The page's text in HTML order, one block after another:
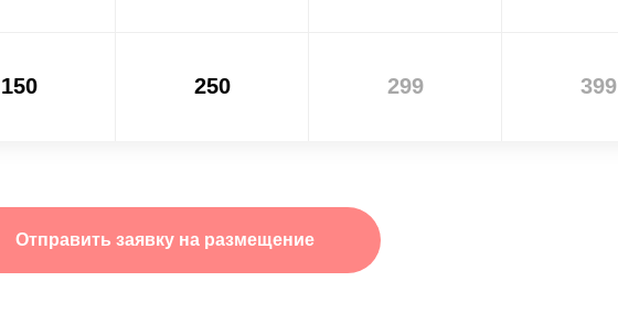
150 250 299 399
Отправить заявку на размещение